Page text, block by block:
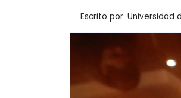
Escrito por Universidad